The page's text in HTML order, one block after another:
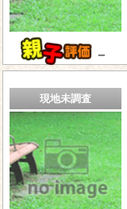
－
現地未調査